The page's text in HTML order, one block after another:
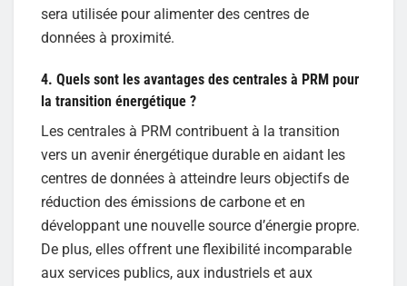
sera utilisée pour alimenter des centres de
données à proximité.
4. Quels sont les avantages des centrales à PRM pour
la transition énergétique ?
Les centrales à PRM contribuent à la transition
vers un avenir énergétique durable en aidant les
centres de données à atteindre leurs objectifs de
réduction des émissions de carbone et en
développant une nouvelle source d’énergie propre.
De plus, elles offrent une flexibilité incomparable
aux services publics, aux industriels et aux